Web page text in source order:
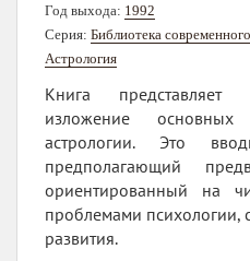
Год выхода: 1992
Серия: Библиотека
Астрология
Книга представляет
изложение основных
астрологии. Это
предполагающий
ориентированный на
проблемами психологии,
развития.